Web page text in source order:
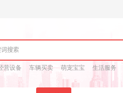
营设备 车辆买卖 萌宠宝宝 生活服务